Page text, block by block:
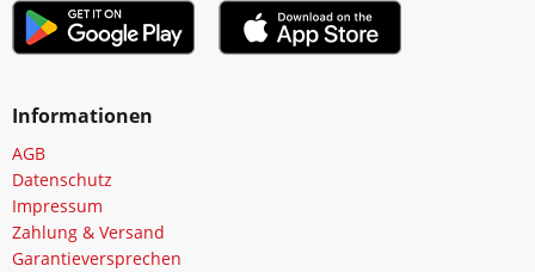
Informationen
AGB
Datenschutz
Impressum
Zahlung & Versand
Garantieversprechen